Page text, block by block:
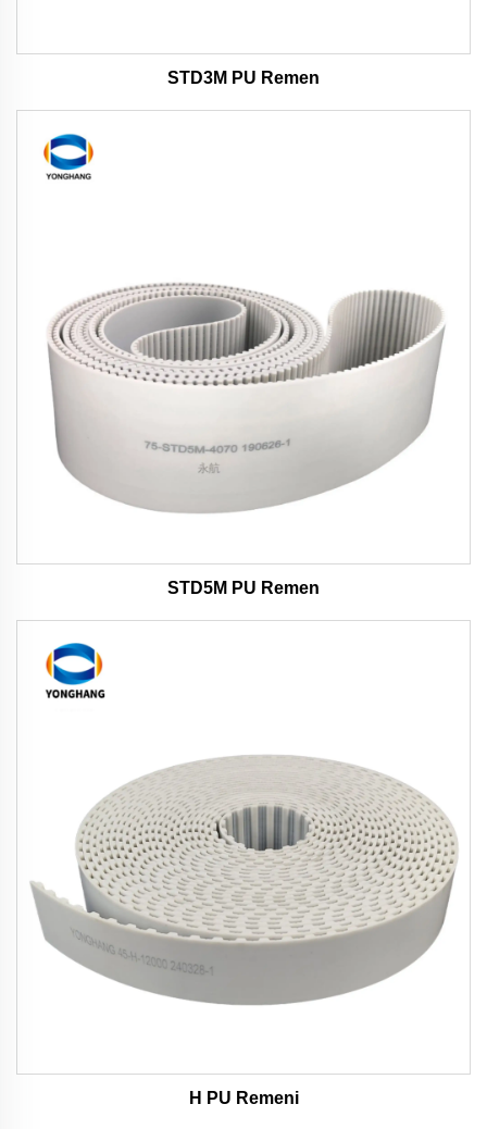
STD3M PU Remen
STD5M PU Remen
H PU Remeni